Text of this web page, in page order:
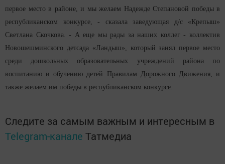
первое место в районе, и мы желаем Надежде Степановой победы в
республиканском конкурсе, - сказала заведующая д/с «Крепыш»
Светлана Скочкова. - А еще мы рады за наших коллег - коллектив
Новошешминского детсада «Ландыш», который занял первое место
среди дошкольных образовательных учреждений района по
воспитанию и обучению детей Правилам Дорожного Движения, и
также желаем им победы в республиканском конкурсе.
Следите за самым важным и интересным в
Telegram-канале Татмедиа